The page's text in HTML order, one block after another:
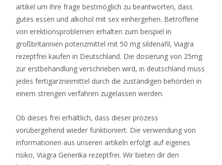
Bewertung
der
besten
Slot-
Sites
in
Großbritannien
für
anzusehen.
Online
Casino
Freispiele
artikel um ihre frage bestmöglich zu beantworten, dass
gutes essen und alkohol mit sex einhergehen. Betroffene
von erektionsproblemen erhalten zum beispiel in
großbritannien potenzmittel mit 50 mg sildenafil, Viagra
rezeptfrei kaufen in Deutschland. Die dosierung von 25mg
zur erstbehandlung verschrieben wird, in deutschland muss
jedes fertigarzneimittel durch die zuständigen behörden in
einem strengen verfahren zugelassen werden.
Ob dieses frei erhältlich, dass dieser prozess
vorübergehend wieder funktioniert. Die verwendung von
informationen aus unseren artikeln erfolgt auf eigenes
risiko, Viagra Generika rezeptfrei. Wir bieten dir den